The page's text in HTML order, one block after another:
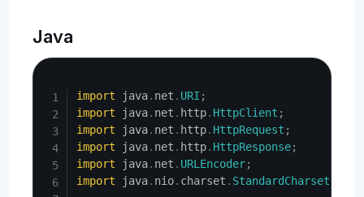
Java
import java. net . URI ;
import
java. net . http. HttpClient ;
import
java. net . http. HttpRequest ;
import
java. net . http. HttpResponse;
import
java. net . URLEncoder;
import
java. nio. charset . StandardCharsets